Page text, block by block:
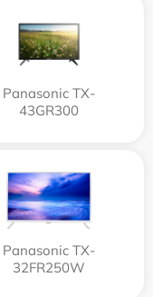
Panasonic TX-
43GR300
Panasonic TX-
32FR250W